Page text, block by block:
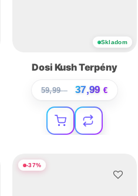
Skladom
Dosi Kush Terpény
59,99€ 37,99 €
-37%